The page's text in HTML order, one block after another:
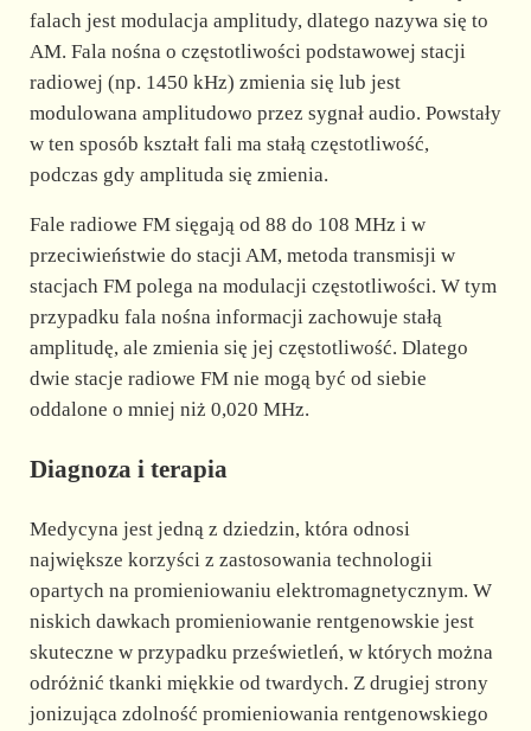
falach jest modulacja amplitudy, dlatego nazywa się to
AM. Fala nośna o częstotliwości podstawowej stacji
radiowej (np. 1450 kHz) zmienia się lub jest
modulowana amplitudowo przez sygnał audio. Powstały
w ten sposób kształt fali ma stałą częstotliwość,
podczas gdy amplituda się zmienia.
Fale radiowe FM sięgają od 88 do 108 MHz i w
przeciwieństwie do stacji AM, metoda transmisji w
stacjach FM polega na modulacji częstotliwości. W tym
przypadku fala nośna informacji zachowuje stałą
amplitudę, ale zmienia się jej częstotliwość. Dlatego
dwie stacje radiowe FM nie mogą być od siebie
oddalone o mniej niż 0,020 MHz.
Diagnoza i terapia
Medycyna jest jedną z dziedzin, która odnosi
największe korzyści z zastosowania technologii
opartych na promieniowaniu elektromagnetycznym. W
niskich dawkach promieniowanie rentgenowskie jest
skuteczne w przypadku prześwietleń, w których można
odróżnić tkanki miękkie od twardych. Z drugiej strony
jonizująca zdolność promieniowania rentgenowskiego